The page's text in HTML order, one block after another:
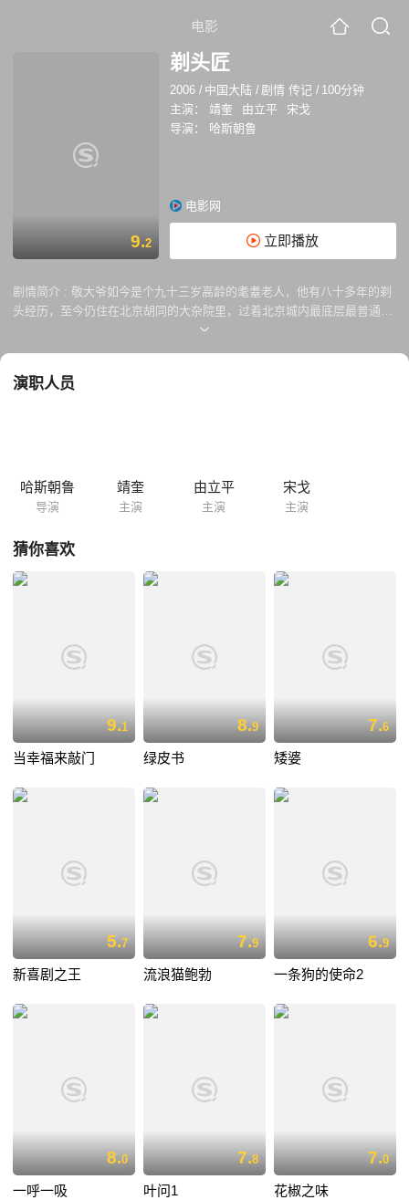
电影
9.2
剃头匠
2006 / 中国大陆 /剧情 传记 / 100分钟
主演：
靖奎 由立平
宋戈
导演：
哈斯朝鲁
电影网
立即播放
剧情简介 : 敬大爷如今是个九十三岁高龄的耄耋老人，他有八十多年的剃
头经历，至今仍住在北京胡同的大杂院里，过着北京城内最底层最普通也
是最平淡的生活，他经常给老主顾们上门剃头、聊天，回家后拨弄着自己
录和讲述的形式描述了这样一个老人恬淡而平凡的生活。
演职人员
哈斯朝鲁
导演
靖奎
主演
由立平
主演
宋戈
主演
猜你喜欢
9.1
当幸福来敲门
8.9
绿皮书
7.6
矮婆
5.7
新喜剧之王
7.9
流浪猫鲍勃
6.9
一条狗的使命2
8.0
一呼一吸
7.8
叶问1
7.0
花椒之味